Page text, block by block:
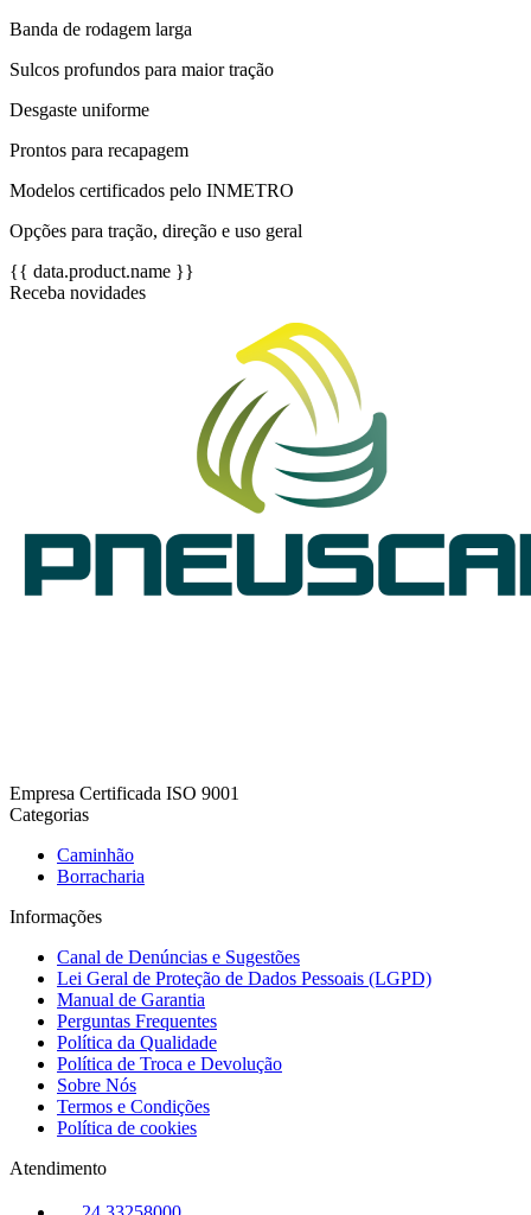
Banda de rodagem larga
Sulcos profundos para maior tração
Desgaste uniforme
Prontos para recapagem
Modelos certificados pelo INMETRO
Opções para tração, direção e uso geral
{{ data.product.name }}
Receba novidades
Empresa Certificada ISO 9001
Categorias
Caminhão
Borracharia
Informações
Canal de Denúncias e Sugestões
Lei Geral de Proteção de Dados Pessoais (LGPD)
Manual de Garantia
Perguntas Frequentes
Política da Qualidade
Política de Troca e Devolução
Sobre Nós
Termos e Condições
Política de cookies
Atendimento